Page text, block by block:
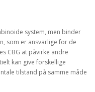
system, men binder
som er ansvarlige for de
CBG at påvirke andre
kan give forskellige
tilstand på samme måde